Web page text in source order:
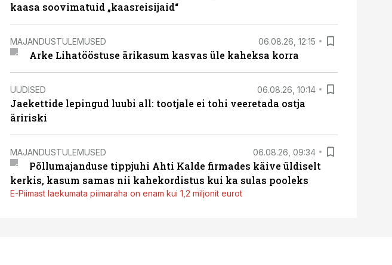
kaasa soovimatuid „kaasreisijaid“
MAJANDUSTULEMUSED 06.08.26, 12:15
Arke Lihatööstuse ärikasum kasvas üle kaheksa korra
UUDISED 06.08.26, 10:14
Jaekettide lepingud luubi all: tootjale ei tohi veeretada ostja
äririski
MAJANDUSTULEMUSED 06.08.26, 09:34
Põllumajanduse tippjuhi Ahti Kalde firmades käive üldiselt
kerkis, kasum samas nii kahekordistus kui ka sulas pooleks
E-Piimast laekumata piimaraha on enam kui 1,2 miljonit eurot